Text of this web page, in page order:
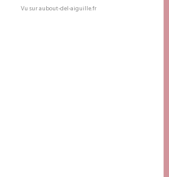
Vu sur aubout-del-aiguille.fr